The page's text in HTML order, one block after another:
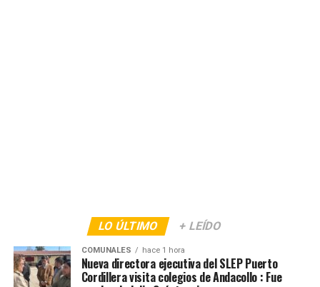
LO ÚLTIMO + LEÍDO
COMUNALES hace 1 hora
Nueva directora ejecutiva del SLEP Puerto
Cordillera visita colegios de Andacollo : Fue